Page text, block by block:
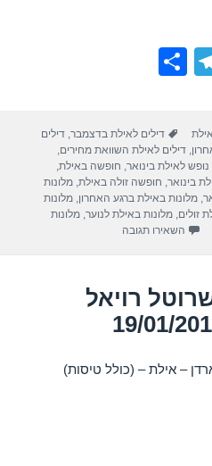
10/12/2019
T
gr
a
m
e
תגיות
דילים לאילת בדצמבר,דילים
,דילים לאילת השוואת מחירים,
לאילת בינואר, חופשה באילת,
בינואר, חופשה זולה באילת,מלונות
,מלונות באילת ברגע האחרון,מלונות
זולים,מלונות באילת לנוער,מלונות
השאירו תגובה
רויאל
– אילת – (כולל טיסות)